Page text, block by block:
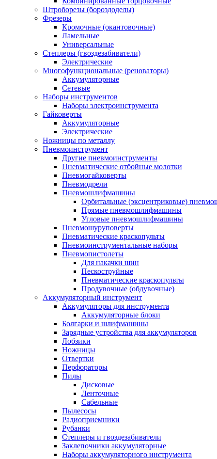
Штроборезы (бороздоделы)
Фрезеры
Кромочные (окантовочные)
Ламельные
Универсальные
Степлеры (гвоздезабиватели)
Электрические
Многофункциональные (реноваторы)
Аккумуляторные
Сетевые
Наборы инструментов
Наборы электроинструмента
Гайковерты
Аккумуляторные
Электрические
Ножницы по металлу
Пневмоинструмент
Другие пневмоинструменты
Пневматические отбойные молотки
Пневмогайковерты
Пневмодрели
Пневмошлифмашины
Орбитальные (эксцентриковые)
Прямые пневмошлифмашины
Угловые пневмошлифмашины
Пневмошуруповерты
Пневматические краскопульты
Пневмоинструментальные наборы
Пневмопистолеты
Для накачки шин
Пескоструйные
Пневматические краскопульты
Продувочные (обдувочные)
Аккумуляторный инструмент
Аккумуляторы для инструмента
Аккумуляторные блоки
Болгарки и шлифмашины
Зарядные устройства для аккумуляторов
Лобзики
Ножницы
Отвертки
Перфораторы
Пилы
Дисковые
Ленточные
Сабельные
Пылесосы
Радиоприемники
Рубанки
Степлеры и гвоздезабиватели
Заклепочники аккумуляторные
Наборы аккумуляторного инструмента